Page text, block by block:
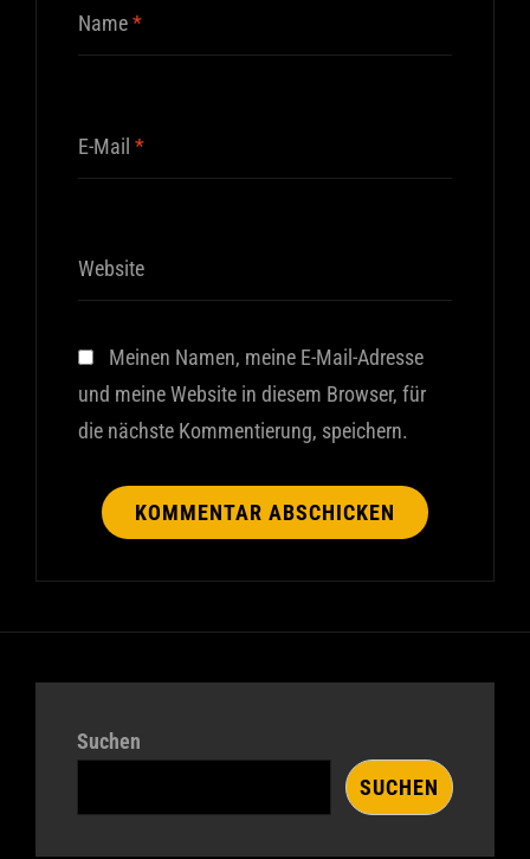
Name*
E-Mail *
Website
Meinen Namen, meine E-Mail-Adresse
und meine Website in diesem Browser, für
die nächste Kommentierung, speichern.
Suchen
SUCHEN